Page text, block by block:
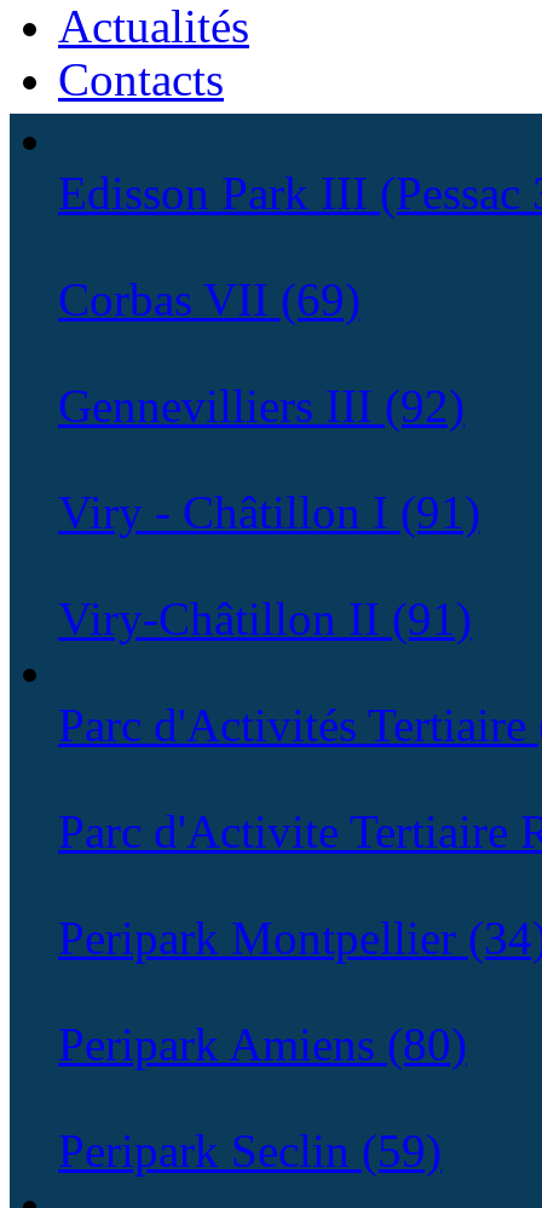
Actualités
Contacts
Edisson Park III (Pessac
Corbas VII (69)
Gennevilliers III (92)
Viry - Châtillon I (91)
Viry-Châtillon II (91)
Parc d'Activités Tertiaire
Parc d'Activite Tertiaire
Peripark Montpellier
Peripark Amiens (80)
Peripark Seclin (59)